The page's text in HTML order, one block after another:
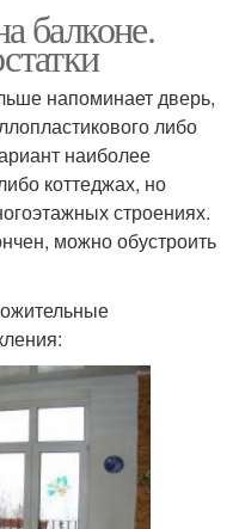
балконе.
напоминает дверь,
либо
наиболее
коттеджах, но
строениях.
можно обустроить